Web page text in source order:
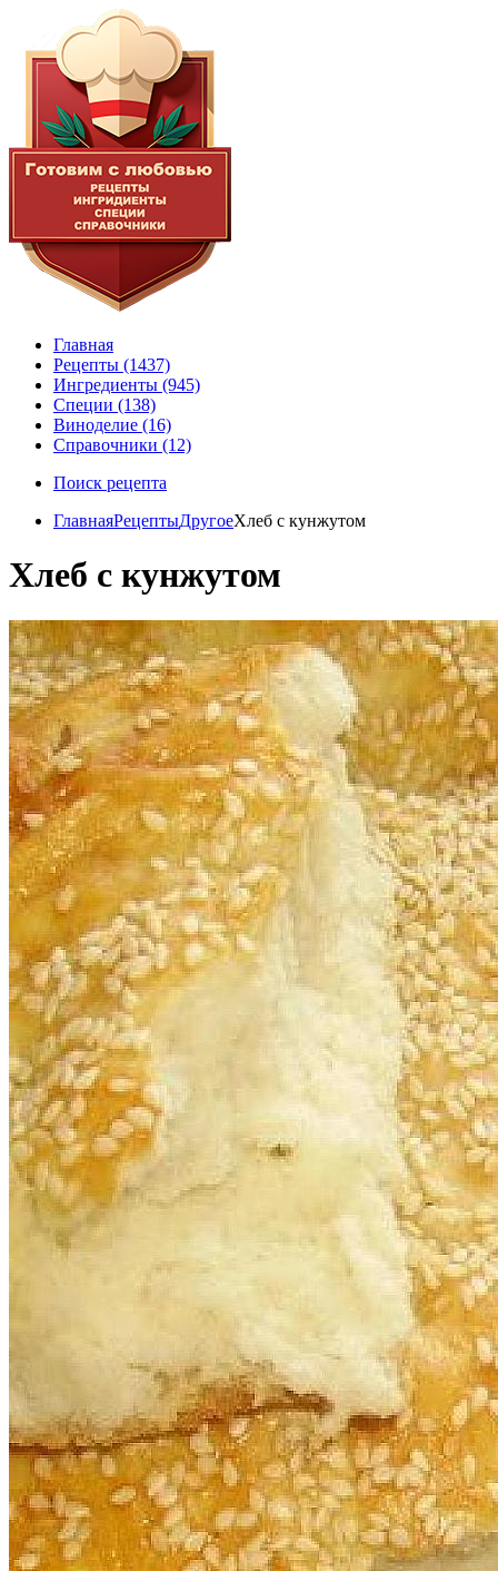
Главная
Рецепты (1437)
Ингредиенты (945)
Специи (138)
Виноделие (16)
Справочники (12)
Поиск рецепта
ГлавнаяРецептыДругоеХлеб с кунжутом
Хлеб с кунжутом